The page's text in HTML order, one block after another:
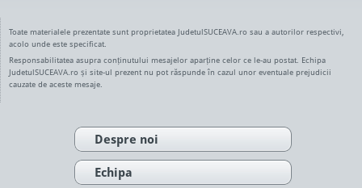
Toate materialele prezentate sunt proprietatea JudetulSUCEAVA.ro sau a autorilor respectivi,
acolo unde este specificat.
Responsabilitatea asupra conținutului mesajelor aparține celor ce le-au postat. Echipa
JudetulSUCEAVA.ro și site-ul prezent nu pot răspunde în cazul unor eventuale prejudicii
cauzate de aceste mesaje.
Despre noi
Echipa